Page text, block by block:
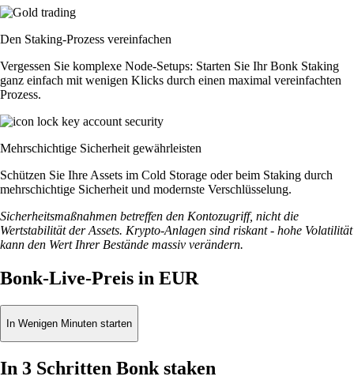
Den Staking-Prozess vereinfachen
Vergessen Sie komplexe Node-Setups: Starten Sie Ihr Bonk Staking
ganz einfach mit wenigen Klicks durch einen maximal vereinfachten
Prozess.
Mehrschichtige Sicherheit gewährleisten
Schützen Sie Ihre Assets im Cold Storage oder beim Staking durch
mehrschichtige Sicherheit und modernste Verschlüsselung.
Sicherheitsmaßnahmen betreffen den Kontozugriff, nicht die
Wertstabilität der Assets. Krypto-Anlagen sind riskant - hohe Volatilität
kann den Wert Ihrer Bestände massiv verändern.
Bonk-Live-Preis in EUR
In Wenigen Minuten starten
In 3 Schritten Bonk staken